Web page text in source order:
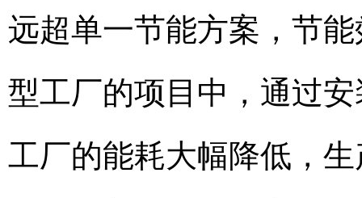
远超单一节能方案，节
型工厂的项目中，通过
工厂的能耗大幅降低，